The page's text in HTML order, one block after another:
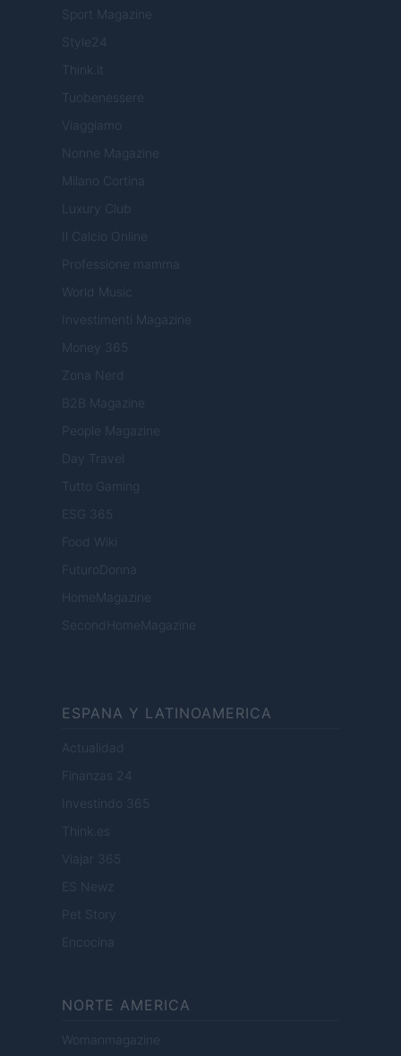
Sport Magazine
Style24
Think.it
Tuobenessere
Viaggiamo
Nonne Magazine
Milano Cortina
Luxury Club
Il Calcio Online
Professione mamma
World Music
Investimenti Magazine
Money 365
Zona Nerd
B2B Magazine
People Magazine
Day Travel
Tutto Gaming
ESG 365
Food Wiki
FuturoDonna
HomeMagazine
SecondHomeMagazine
ESPANA Y LATINOAMERICA
Actualidad
Finanzas 24
Investindo 365
Think.es
Viajar 365
ES Newz
Pet Story
Encocina
NORTE AMERICA
Womanmagazine